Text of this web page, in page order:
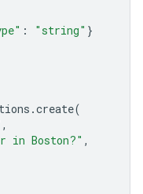
: "string" }
.create(
,
in Boston?" ,